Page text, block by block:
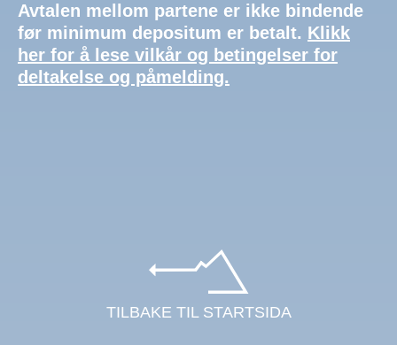
Avtalen mellom partene er ikke bindende
før minimum depositum er betalt. Klikk
her for å lese vilkår og betingelser for
deltakelse og påmelding.
TILBAKE TIL STARTSIDA